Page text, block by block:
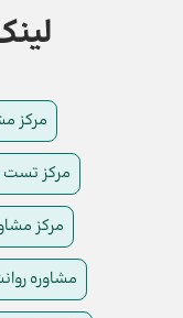
مرکز
مرکز
مرکز
مشاوره